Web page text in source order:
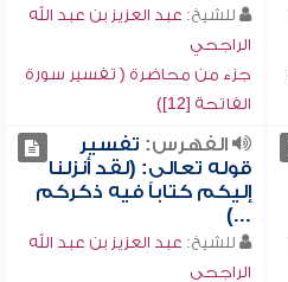
للشيخ: عبد العزيز بن عبد الله
الراجحي
جزء من محاضرة ( تفسير سورة
الفاتحة [12])
الفهرس: تفسير
قوله تعالى: (لقد أنزلنا
إليكم كتاباً فيه ذكركم
...)
للشيخ: عبد العزيز بن عبد الله
الراجحي